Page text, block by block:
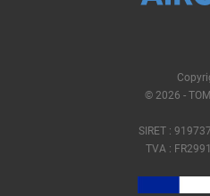
© 2026 -
SIRET :
TVA :